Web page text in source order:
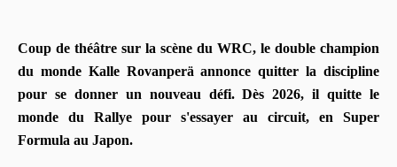
Coup de théâtre sur la scène du WRC, le double champion
du monde Kalle Rovanperä annonce quitter la discipline
pour se donner un nouveau défi. Dès 2026, il quitte le
monde du Rallye pour s'essayer au circuit, en Super
Formula au Japon.